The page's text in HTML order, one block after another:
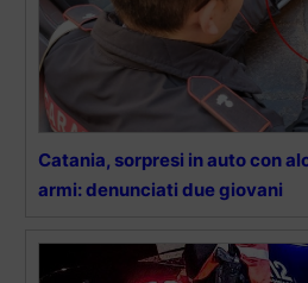
Catania, sorpresi in auto con
armi: denunciati due giovani